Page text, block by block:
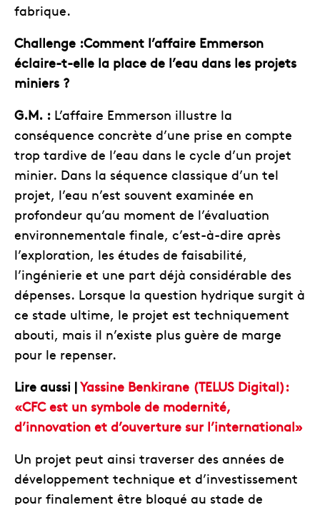
fabrique.
Challenge :Comment l’affaire Emmerson
éclaire-t-elle la place de l’eau dans les projets
miniers ?
G.M. : L’affaire Emmerson illustre la
conséquence concrète d’une prise en compte
trop tardive de l’eau dans le cycle d’un projet
minier. Dans la séquence classique d’un tel
projet, l’eau n’est souvent examinée en
profondeur qu’au moment de l’évaluation
environnementale finale, c’est-à-dire après
l’exploration, les études de faisabilité,
l’ingénierie et une part déjà considérable des
dépenses. Lorsque la question hydrique surgit à
ce stade ultime, le projet est techniquement
abouti, mais il n’existe plus guère de marge
pour le repenser.
Lire aussi |Yassine Benkirane (TELUS Digital):
«CFC est un symbole de modernité,
d’innovation et d’ouverture sur l’international»
Un projet peut ainsi traverser des années de
développement technique et d’investissement
pour finalement être bloqué au stade de